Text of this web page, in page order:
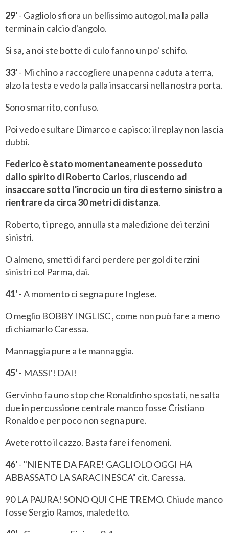
29'- Gagliolo sfiora un bellissimo autogol, ma la palla
termina in calcio d'angolo.
Si sa, a noi ste botte di culo fanno un po' schifo.
33'- Mi chino a raccogliere una penna caduta a terra,
alzo la testa e vedo la palla insaccarsi nella nostra porta.
Sono smarrito, confuso.
Poi vedo esultare Dimarco e capisco: il replay non lascia
dubbi.
Federico è stato momentaneamente posseduto
dallo spirito di Roberto Carlos, riuscendo ad
insaccare sotto l'incrocio un tiro di esterno sinistro a
rientrare da circa 30 metri di distanza.
Roberto, ti prego, annulla sta maledizione dei terzini
sinistri.
O almeno, smetti di farci perdere per gol di terzini
sinistri col Parma, dai.
41'- A momento ci segna pure Inglese.
O meglio BOBBY INGLISC , come non può fare a meno
di chiamarlo Caressa.
Mannaggia pure a te mannaggia.
45'- MASSI'! DAI!
Gervinho fa uno stop che Ronaldinho spostati, ne salta
due in percussione centrale manco fosse Cristiano
Ronaldo e per poco non segna pure.
Avete rotto il cazzo. Basta fare i fenomeni.
46'- "NIENTE DA FARE! GAGLIOLO OGGI HA
ABBASSATO LA SARACINESCA" cit. Caressa.
90 LA PAURA! SONO QUI CHE TREMO. Chiude manco
fosse Sergio Ramos, maledetto.